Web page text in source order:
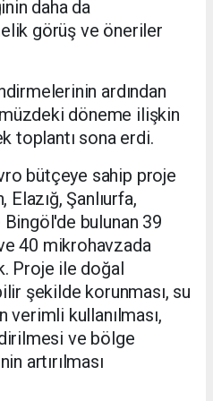
daha da
görüş ve öneriler
ardından
döneme ilişkin
toplantı sona erdi.
bütçeye sahip proje
Elazığ, Şanlıurfa,
Bingöl'de bulunan 39
40 mikrohavzada
Proje ile doğal
şekilde korunması, su
verimli kullanılması,
ve bölge
artırılması